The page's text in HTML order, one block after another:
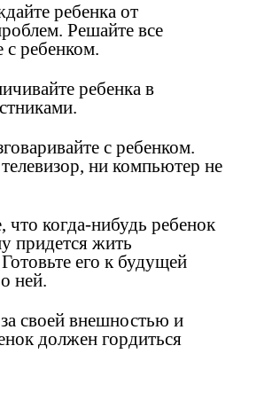
ребенка от
Решайте все
с ребенком.
ребенка в
с ребенком.
ни компьютер не
что когда-нибудь ребенок
придется жить
его к будущей
ней.
своей внешностью и
должен гордиться